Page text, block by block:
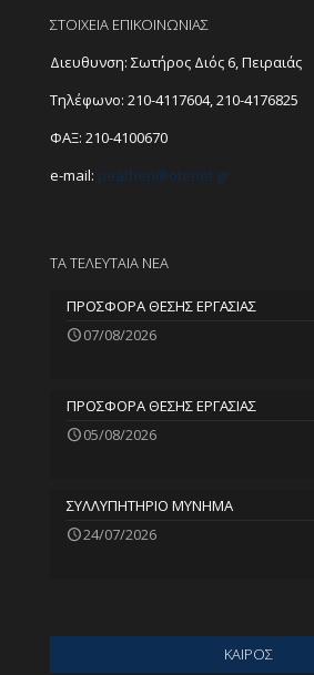
ΣΤΟΙΧΕΙΑ ΕΠΙΚΟΙΝΩΝΙΑΣ
Διευθυνση: Σωτήρος Διός 6, Πειραιάς
Τηλέφωνο: 210-4117604,210-4176825
ΦΑΞ: 210-4100670
e-mail: peathen@otenet.gr
ΤΑ ΤΕΛΕΥΤΑΙΑ ΝΕΑ
ΠΡΟΣΦΟΡΑ ΘΕΣΗΣ ΕΡΓΑΣΙΑΣ
07/08/2026
ΠΡΟΣΦΟΡΑ ΘΕΣΗΣ ΕΡΓΑΣΙΑΣ
05/08/2026
ΣΥΛΛΥΠΗΤΗΡΙΟ ΜΥΝΗΜΑ
24/07/2026
ΚΑΙΡΟΣ